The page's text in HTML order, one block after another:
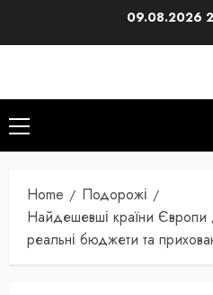
09.08.2026
Primary
Menu
Home
Подорожі
Найдешевші країни Європи
реальні бюджети та